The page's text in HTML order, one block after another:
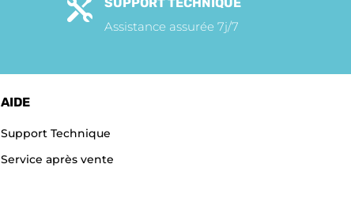

Assistance assurée 7j/7
AIDE
Support Technique
Service après vente